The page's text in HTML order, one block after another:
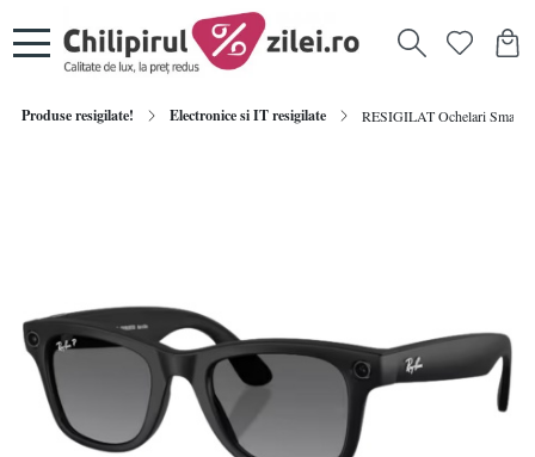
Produse resigilate! Electronice si IT resigilate RESIGILAT Ochelari Smart